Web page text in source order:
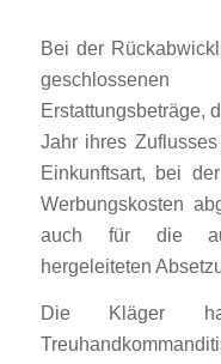
Bei der
Erstattungsbeträge,
Jahr ihres
Einkunftsart, bei
Werbungskosten
auch für die
hergeleiteten
Die Kläger